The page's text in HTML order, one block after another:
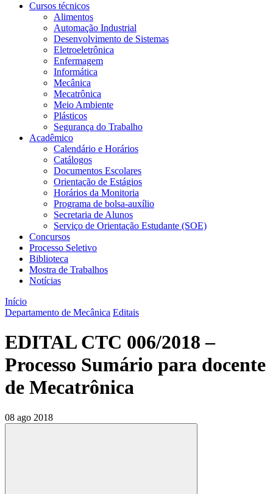
Cursos técnicos
Alimentos
Automação Industrial
Desenvolvimento de Sistemas
Eletroeletrônica
Enfermagem
Informática
Mecânica
Mecatrônica
Meio Ambiente
Plásticos
Segurança do Trabalho
Acadêmico
Calendário e Horários
Catálogos
Documentos Escolares
Orientação de Estágios
Horários da Monitoria
Programa de bolsa-auxílio
Secretaria de Alunos
Serviço de Orientação Estudante (SOE)
Concursos
Processo Seletivo
Biblioteca
Mostra de Trabalhos
Notícias
Início
Departamento de Mecânica Editais
EDITAL CTC 006/2018 –
Processo Sumário para docente
de Mecatrônica
08 ago 2018